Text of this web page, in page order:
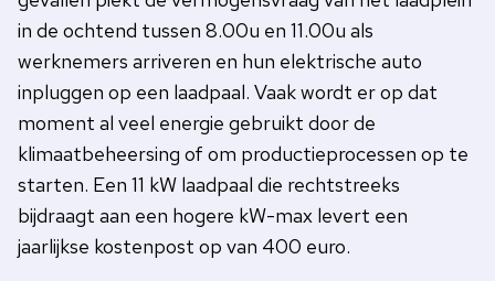
in de ochtend tussen 8.00u en 11.00u als
werknemers arriveren en hun elektrische auto
inpluggen op een laadpaal. Vaak wordt er op dat
moment al veel energie gebruikt door de
klimaatbeheersing of om productieprocessen op te
starten. Een 11 kW laadpaal die rechtstreeks
bijdraagt aan een hogere kW-max levert een
jaarlijkse kostenpost op van 400 euro.